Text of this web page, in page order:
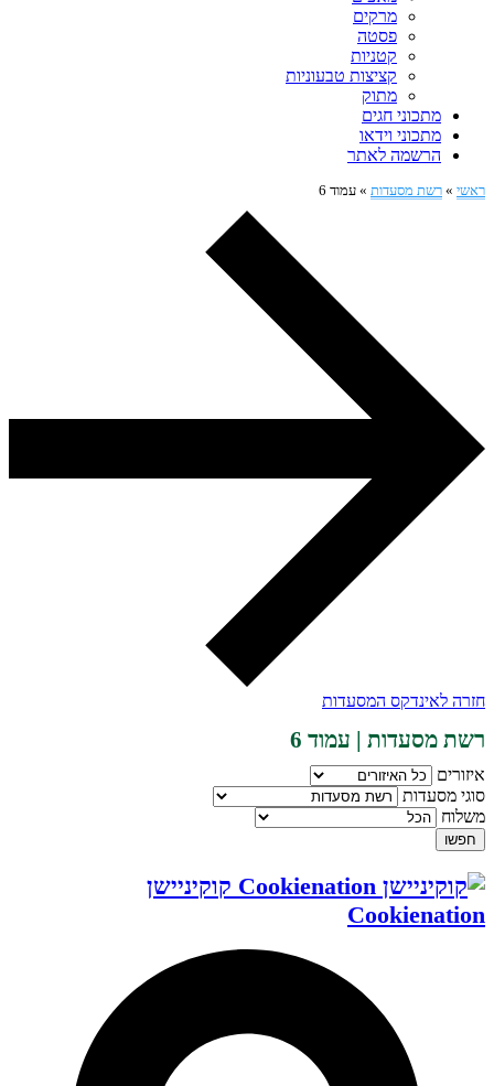
מרקים
פסטה
קטניות
קציצות טבעוניות
מתוק
מתכוני חגים
מתכוני וידאו
הרשמה לאתר
ראשי » רשת מסעדות » עמוד 6
חזרה לאינדקס המסעדות
רשת מסעדות | עמוד 6
איזורים
סוגי מסעדות
משלוח
חפשו
קוקיניישן
Cookienation